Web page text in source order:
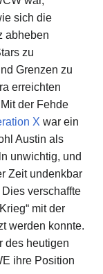
sich die
abheben
zu
Grenzen zu
erreichten
der Fehde
X war ein
Austin als
unwichtig, und
Zeit undenkbar
verschaffte
mit der
werden konnte.
des heutigen
ihre Position